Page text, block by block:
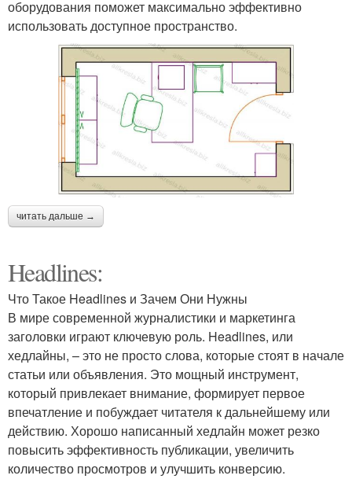
оборудования поможет максимально эффективно
использовать доступное пространство.
читать дальше →
Headlines:
Что Такое Headlines и Зачем Они Нужны
В мире современной журналистики и маркетинга
заголовки играют ключевую роль. Headlines, или
хедлайны, – это не просто слова, которые стоят в начале
статьи или объявления. Это мощный инструмент,
который привлекает внимание, формирует первое
впечатление и побуждает читателя к дальнейшему или
действию. Хорошо написанный хедлайн может резко
повысить эффективность публикации, увеличить
количество просмотров и улучшить конверсию.